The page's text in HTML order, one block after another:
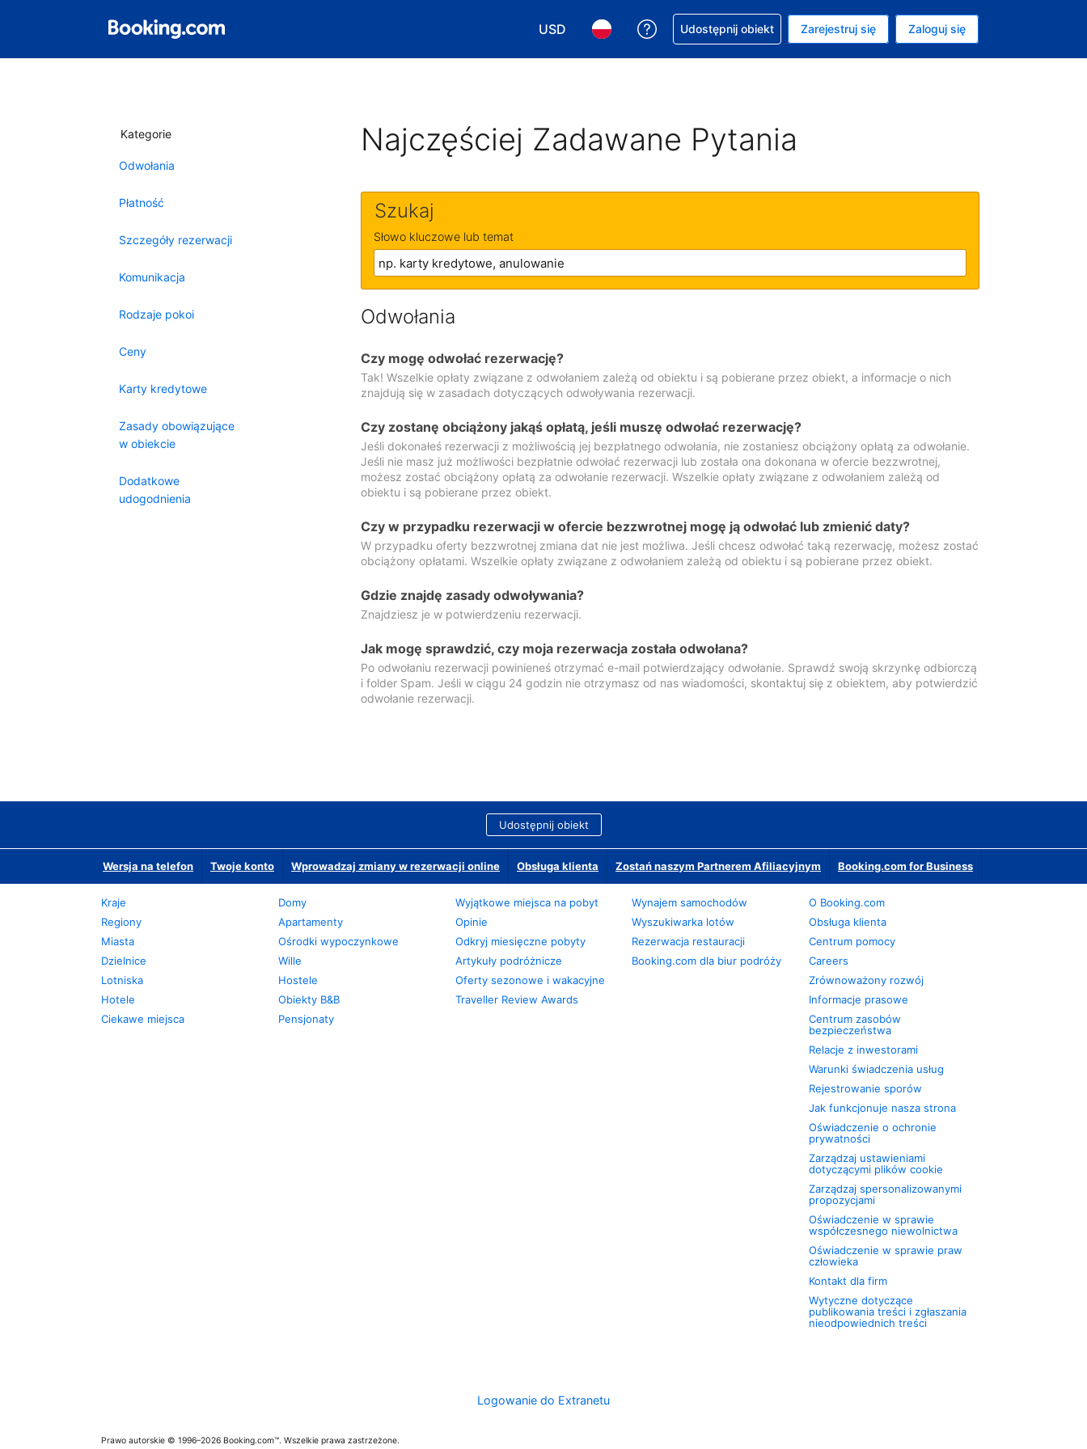
USD
Wybierz walutę. Wybrana waluta to Dolar amerykański
Wybierz język. Wybrany język to Polski
Uzyskaj pomoc w sprawie rezerwacji
Udostępnij obiekt Zarejestruj się Zaloguj się
Kategorie
Odwołania
Płatność
Szczegóły rezerwacji
Komunikacja
Rodzaje pokoi
Ceny
Karty kredytowe
Zasady obowiązujące
w obiekcie
Dodatkowe
udogodnienia
Najczęściej Zadawane Pytania
Szukaj
Słowo kluczowe lub temat
Odwołania
Czy mogę odwołać rezerwację?
Tak! Wszelkie opłaty związane z odwołaniem zależą od obiektu i są pobierane przez obiekt, a informacje o nich
znajdują się w zasadach dotyczących odwoływania rezerwacji.
Czy zostanę obciążony jakąś opłatą, jeśli muszę odwołać rezerwację?
Jeśli dokonałeś rezerwacji z możliwością jej bezpłatnego odwołania, nie zostaniesz obciążony opłatą za odwołanie.
Jeśli nie masz już możliwości bezpłatnie odwołać rezerwacji lub została ona dokonana w ofercie bezzwrotnej,
możesz zostać obciążony opłatą za odwołanie rezerwacji. Wszelkie opłaty związane z odwołaniem zależą od
obiektu i są pobierane przez obiekt.
Czy w przypadku rezerwacji w ofercie bezzwrotnej mogę ją odwołać lub zmienić daty?
W przypadku oferty bezzwrotnej zmiana dat nie jest możliwa. Jeśli chcesz odwołać taką rezerwację, możesz zostać
obciążony opłatami. Wszelkie opłaty związane z odwołaniem zależą od obiektu i są pobierane przez obiekt.
Gdzie znajdę zasady odwoływania?
Znajdziesz je w potwierdzeniu rezerwacji.
Jak mogę sprawdzić, czy moja rezerwacja została odwołana?
Po odwołaniu rezerwacji powinieneś otrzymać e-mail potwierdzający odwołanie. Sprawdź swoją skrzynkę odbiorczą
i folder Spam. Jeśli w ciągu 24 godzin nie otrzymasz od nas wiadomości, skontaktuj się z obiektem, aby potwierdzić
odwołanie rezerwacji.
Udostępnij obiekt
Wersja na telefon Twoje konto Wprowadzaj zmiany w rezerwacji online Obsługa klienta Zostań naszym Partnerem Afiliacyjnym Booking.com for Business
Kraje
Regiony
Miasta
Dzielnice
Lotniska
Hotele
Ciekawe miejsca
Domy
Apartamenty
Ośrodki wypoczynkowe
Wille
Hostele
Obiekty B&B
Pensjonaty
Wyjątkowe miejsca na pobyt
Opinie
Odkryj miesięczne pobyty
Artykuły podróżnicze
Oferty sezonowe i wakacyjne
Traveller Review Awards
Wynajem samochodów
Wyszukiwarka lotów
Rezerwacja restauracji
Booking.com dla biur podróży
O Booking.com
Obsługa klienta
Centrum pomocy
Careers
Zrównoważony rozwój
Informacje prasowe
Centrum zasobów
bezpieczeństwa
Relacje z inwestorami
Warunki świadczenia usług
Rejestrowanie sporów
Jak funkcjonuje nasza strona
Oświadczenie o ochronie
prywatności
Zarządzaj ustawieniami
dotyczącymi plików cookie
Zarządzaj spersonalizowanymi
propozycjami
Oświadczenie w sprawie
współczesnego niewolnictwa
Oświadczenie w sprawie praw
człowieka
Kontakt dla firm
Wytyczne dotyczące
publikowania treści i zgłaszania
nieodpowiednich treści
Logowanie do Extranetu
Prawo autorskie © 1996–2026 Booking.com™. Wszelkie prawa zastrzeżone.